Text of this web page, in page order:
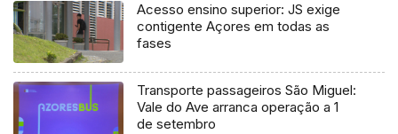
Acesso ensino superior: JS exige
contigente Açores em todas as
fases
Transporte passageiros São Miguel:
Vale do Ave arranca operação a 1
de setembro